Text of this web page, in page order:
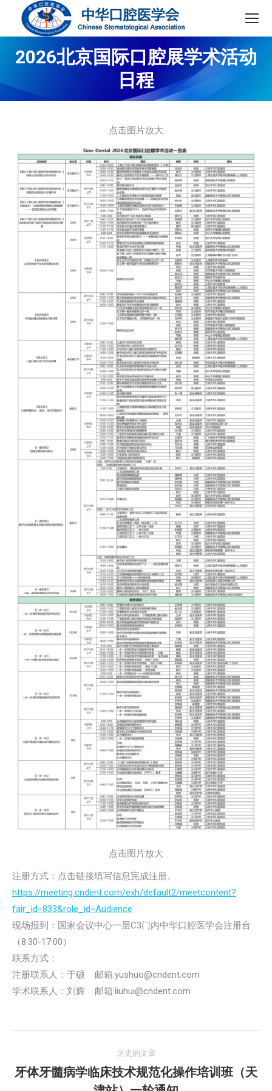
2026北京国际口腔展学术活动
日程
点击图片放大
点击图片放大
注册方式：点击链接填写信息完成注册。
https://meeting.cndent.com/exh/default2/meetcontent?
fair_id=833&role_id=Audience
现场报到：国家会议中心一层C3门内中华口腔医学会注册台
（8:30-17:00）
联系方式：
注册联系人：于硕 邮箱:yushuo@cndent.com
学术联系人：刘辉 邮箱:liuhui@cndent.com
章
历史的文章
历
牙体牙髓病学临床技术规范化操作培训班（天